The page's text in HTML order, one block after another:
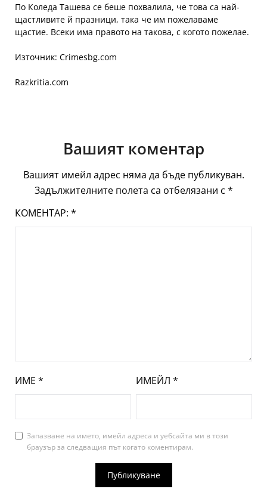
По Коледа Ташева се беше похвалила, че това са най-
щастливите й празници, така че им пожелаваме
щастие. Всеки има правото на такова, с когото пожелае.
Източник: Crimesbg.com
Razkritia.com
Вашият коментар
Вашият имейл адрес няма да бъде публикуван.
Задължителните полета са отбелязани с *
КОМЕНТАР: *
ИМЕ * ИМЕЙЛ *
Запазване на името, имейл адреса и уебсайта ми в този
браузър за следващия път когато коментирам.